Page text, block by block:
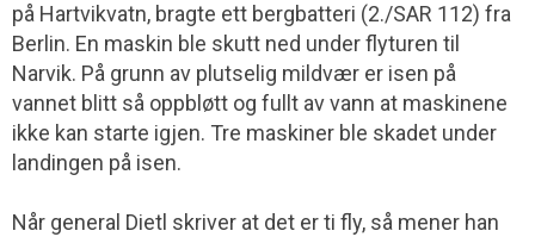
på Hartvikvatn, bragte ett bergbatteri (2./SAR 112) fra
Berlin. En maskin ble skutt ned under flyturen til
Narvik. På grunn av plutselig mildvær er isen på
vannet blitt så oppbløtt og fullt av vann at maskinene
ikke kan starte igjen. Tre maskiner ble skadet under
landingen på isen.
Når general Dietl skriver at det er ti fly, så mener han